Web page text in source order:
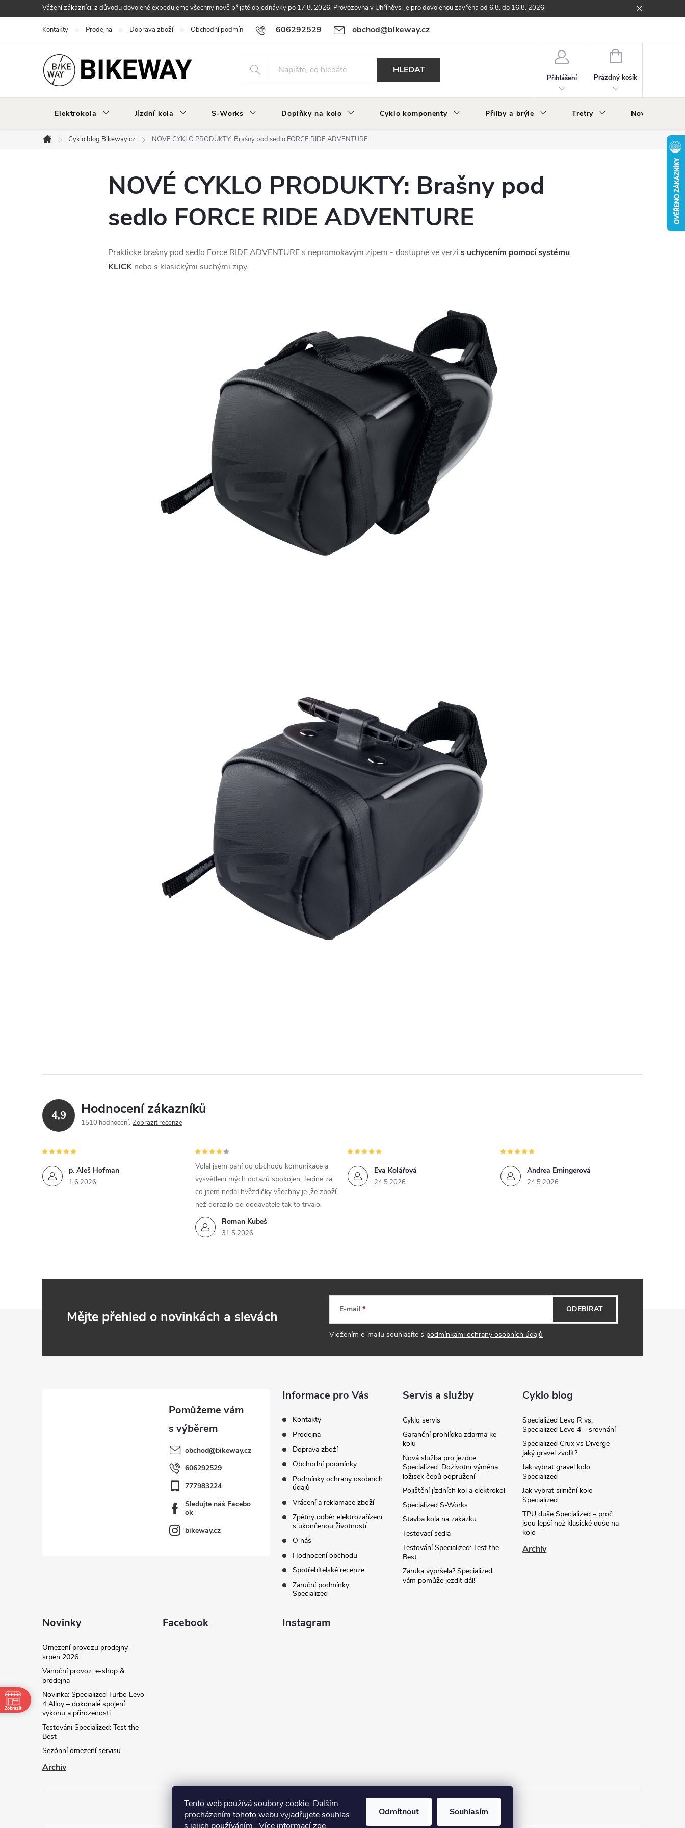
Tento web používá soubory cookie. Dalším
procházením tohoto webu vyjadřujete souhlas
Odmítnout Souhlasím
na
Vážení zákazníci, z důvodu dovolené expedujeme všechny nově přijaté objednávky po 17.8. 2026. Provozovna v Uhříněvsi je pro dovolenou zavřena od 6.8. do 16.8. 2026.
606292529 obchod@bikeway.cz
Kontakty Prodejna Doprava zboží Obchodní podmínky Podmínky ochrany osobních údajů Vrácení a reklamace zboží
HLEDAT
Přihlášení
NÁKUPNÍ
Prázdný košík
Elektrokola Jízdní kola S-Works Doplňky na kolo Cyklo komponenty Přilby a brýle Tretry Nově v
Domů
Cyklo blog Bikeway.cz NOVÉ CYKLO PRODUKTY: Brašny pod sedlo FORCE RIDE ADVENTURE
NOVÉ CYKLO PRODUKTY: Brašny pod
sedlo FORCE RIDE ADVENTURE
Praktické brašny pod sedlo Force RIDE ADVENTURE s nepromokavým zipem - dostupné ve verzi s uchycením pomocí systému
KLICKnebo s klasickými suchými zipy.
4,9 Hodnocení zákazníků
1510 hodnocení Zobrazit recenze
p. Aleš Hofman
1.6.2026
Roman Kubeš
31.5.2026
Volal jsem paní do obchodu komunikace a
vysvětlení mých dotazů spokojen. Jediné za
co jsem nedal hvězdičky všechny je ,že zboží
než dorazilo od dodavatele tak to trvalo.
Eva Kolářová
24.5.2026
Andrea Emingerová
24.5.2026
Mějte přehled o novinkách a slevách E-mail
Vložením e-mailu souhlasíte s podmínkami ochrany osobních údajů
ODEBÍRAT
obchod@bikeway.cz
606292529
777983224
Sledujte náš Facebo
ok
bikeway.cz
Informace pro Vás
Kontakty
Prodejna
Doprava zboží
Obchodní podmínky
Podmínky ochrany osobních
údajů
Vrácení a reklamace zboží
Zpětný odběr elektrozařízení
s ukončenou životností
O nás
Hodnocení obchodu
Spotřebitelské recenze
Záruční podmínky
Specialized
Servis a služby
Cyklo servis
Garanční prohlídka zdarma ke
kolu
Nová služba pro jezdce
Specialized: Doživotní výměna
ložisek čepů odpružení
Pojištění jízdních kol a elektrokol
Specialized S-Works
Stavba kola na zakázku
Testovací sedla
Testování Specialized: Test the
Best
Záruka vypršela? Specialized
vám pomůže jezdit dál!
Cyklo blog
Specialized Levo R vs.
Specialized Levo 4 – srovnání
Specialized Crux vs Diverge –
jaký gravel zvolit?
Jak vybrat gravel kolo
Specialized
Jak vybrat silniční kolo
Specialized
TPU duše Specialized – proč
jsou lepší než klasické duše na
kolo
Archiv
Novinky
Omezení provozu prodejny -
srpen 2026
Vánoční provoz: e‑shop &
prodejna
Novinka: Specialized Turbo Levo
4 Alloy – dokonalé spojení
výkonu a přirozenosti
Testování Specialized: Test the
Best
Sezónní omezení servisu
Archiv
Facebook Instagram
Zobrazit